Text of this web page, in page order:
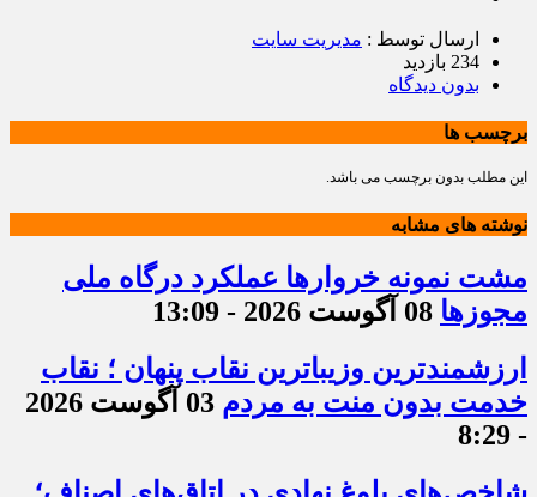
ارسال توسط : مدیریت سایت
234 بازدید
بدون دیدگاه
برچسب ها
این مطلب بدون برچسب می باشد.
نوشته های مشابه
مشت نمونه خروارها عملکرد درگاه ملی
مجوزها 08 آگوست 2026 - 13:09
ارزشمندترین وزیباترین نقاب پنهان ؛ نقاب
خدمت بدون منت به مردم
03 آگوست 2026
- 8:29